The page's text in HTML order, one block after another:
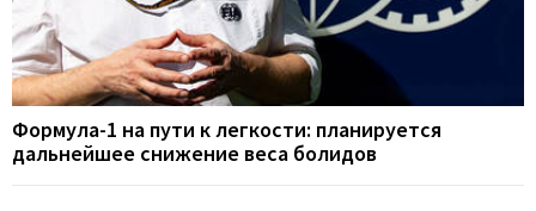
Формула-1 на пути к легкости: планируется
дальнейшее снижение веса болидов